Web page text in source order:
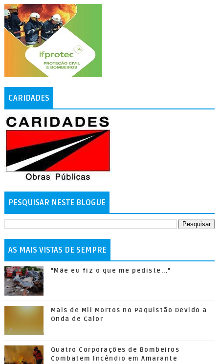
CARIDADES
PESQUISAR NESTE BLOGUE
AS MAIS VISTAS DE SEMPRE
"Mãe eu fiz o que me pediste..."
Mais de Mil Mortos no Paquistão Devido a
Onda de Calor
Quatro Corporações de Bombeiros
Combatem Incêndio em Amarante